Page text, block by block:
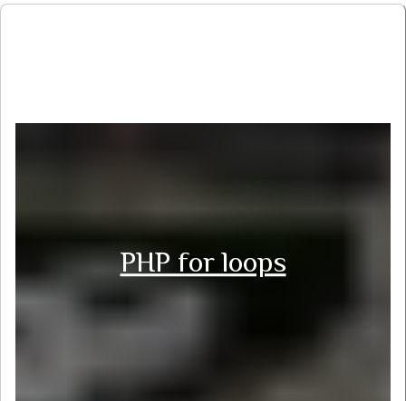
PHP for loops